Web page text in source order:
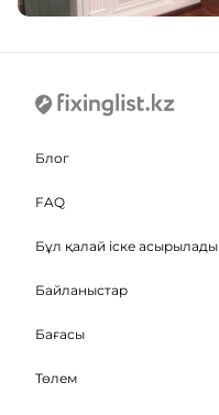
Блог
FAQ
Бұл қалай іске асырылады
Байланыстар
Бағасы
Төлем